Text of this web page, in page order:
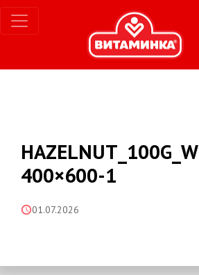
400×600-1
01.07.2026